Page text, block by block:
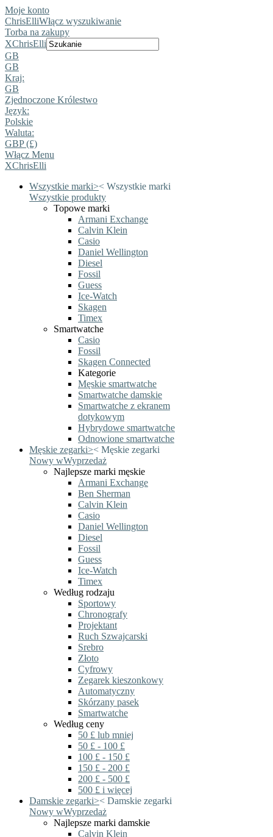
Moje konto
ChrisElliWłącz wyszukiwanie
Torba na zakupy
XChrisElli
GB
GB
Kraj:
GB
Zjednoczone Królestwo
Język:
Polskie
Waluta:
GBP (£)
Włącz Menu
XChrisElli
Wszystkie marki>< Wszystkie marki
Wszystkie produkty
Topowe marki
Armani Exchange
Calvin Klein
Casio
Daniel Wellington
Diesel
Fossil
Guess
Ice-Watch
Skagen
Timex
Smartwatche
Casio
Fossil
Skagen Connected
Kategorie
Męskie smartwatche
Smartwatche damskie
Smartwatche z ekranem
dotykowym
Hybrydowe smartwatche
Odnowione smartwatche
Męskie zegarki>< Męskie zegarki
Nowy wWyprzedaż
Najlepsze marki męskie
Armani Exchange
Ben Sherman
Calvin Klein
Casio
Daniel Wellington
Diesel
Fossil
Guess
Ice-Watch
Timex
Według rodzaju
Sportowy
Chronografy
Projektant
Ruch Szwajcarski
Srebro
Złoto
Cyfrowy
Zegarek kieszonkowy
Automatyczny
Skórzany pasek
Smartwatche
Według ceny
50 £ lub mniej
50 £ - 100 £
100 £ - 150 £
150 £ - 200 £
200 £ - 500 £
500 £ i więcej
Damskie zegarki>< Damskie zegarki
Nowy wWyprzedaż
Najlepsze marki damskie
Calvin Klein